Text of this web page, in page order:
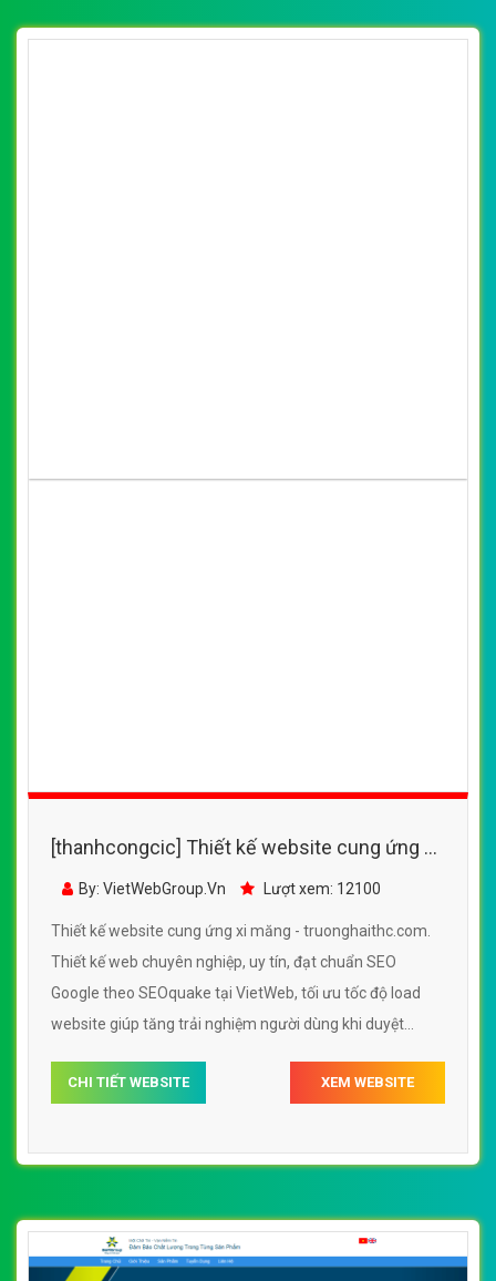
[thanhcongcic] Thiết kế website cung ứng xi
măng - truonghaithc.com đẹp SEO tốt
By: VietWebGroup.Vn Lượt xem: 12100
Thiết kế website cung ứng xi măng - truonghaithc.com.
Thiết kế web chuyên nghiệp, uy tín, đạt chuẩn SEO
Google theo SEOquake tại VietWeb, tối ưu tốc độ load
website giúp tăng trải nghiệm người dùng khi duyệt
CHI TIẾT WEBSITE XEM WEBSITE